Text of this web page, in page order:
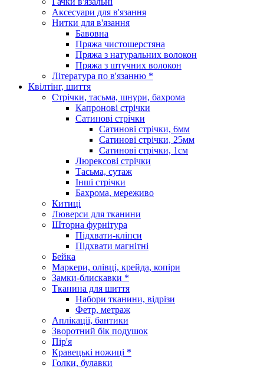
Аксесуари для в'язання
Нитки для в'язання
Бавовна
Пряжа чистошерстяна
Пряжа з натуральних волокон
Пряжа з штучних волокон
Література по в'язанню *
Квілтінг, шиття
Стрічки, тасьма, шнури, бахрома
Капронові стрічки
Сатинові стрічки
Сатинові стрічки, 6мм
Сатинові стрічки, 25мм
Сатинові стрічки, 1см
Люрексові стрічки
Тасьма, сутаж
Інші стрічки
Бахрома, мереживо
Китиці
Люверси для тканини
Шторна фурнітура
Підхвати-кліпси
Підхвати магнітні
Бейка
Маркери, олівці, крейда, копіри
Замки-блискавки *
Тканина для шиття
Набори тканини, відрізи
Фетр, метраж
Аплікації, бантики
Зворотний бік подушок
Пір'я
Кравецькі ножиці *
Голки, булавки